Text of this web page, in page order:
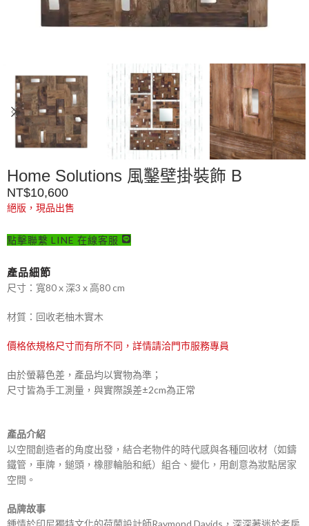
Home Solutions 風鑿壁掛裝飾 B
NT$10,600
絕版，現品出售
點擊聯繫 LINE 在線客服
產品細節
尺寸：寬80 x 深3 x 高80 cm
材質：回收老柚木實木
價格依規格尺寸而有所不同，詳情請洽門市服務專員
由於螢幕色差，產品均以實物為準；
尺寸皆為手工測量，與實際誤差±2cm為正常
產品介紹
以空間創造者的角度出發，結合老物件的時代感與各種回收材（如鑄
鐵管，車牌，鎚頭，橡膠輪胎和紙）組合、變化，用創意為妝點居家
空間。
品牌故事